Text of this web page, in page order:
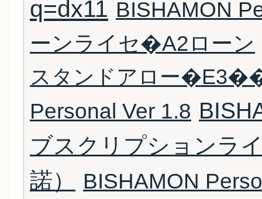
q=dx11 BISHAMON
ーンライセ�A2ローン
スタンドアロー
Personal Ver 1.8
ブスクリプションラ
諾）
BISHAMON